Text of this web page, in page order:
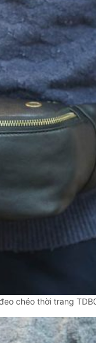
chéo thời trang